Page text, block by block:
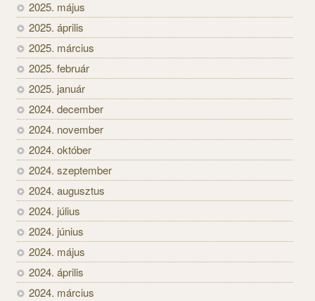
2025. május
2025. április
2025. március
2025. február
2025. január
2024. december
2024. november
2024. október
2024. szeptember
2024. augusztus
2024. július
2024. június
2024. május
2024. április
2024. március